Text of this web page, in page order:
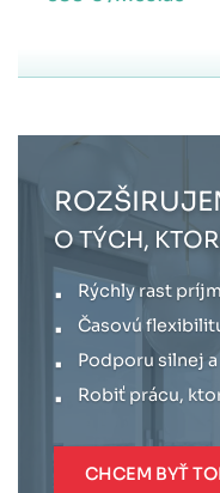
O TÝCH,
Rýchly rast
Časovú
Podporu silnej
Robiť prácu,
CHCEM BYŤ